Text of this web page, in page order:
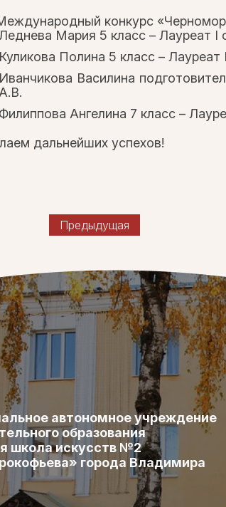
конкурс
Мария 5 класс – Лауреат I
Куликова Полина 5 класс –
Иванчикова Василина
А.В.
Филиппова Ангелина 7 класс –
дальнейших успехов!
Предыдущая
автономное учреждение
образования
школа искусств №2
города Владимира